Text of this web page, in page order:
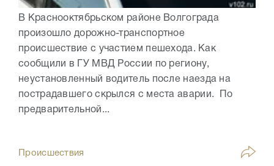
В Краснооктябрьском районе Волгограда
произошло дорожно-транспортное
происшествие с участием пешехода. Как
сообщили в ГУ МВД России по региону,
неустановленный водитель после наезда на
пострадавшего скрылся с места аварии. По
предварительной...
Происшествия